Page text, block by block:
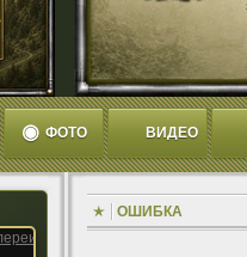
◉ ФОТО ВИДЕО
ОШИБКА